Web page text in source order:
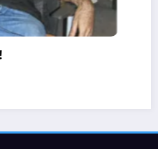
Yeni Yönetim